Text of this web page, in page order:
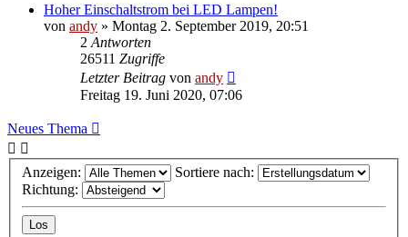
Hoher Einschaltstrom bei LED Lampen!
von andy » Montag 2. September 2019, 20:51
2 Antworten
26511 Zugriffe
Letzter Beitrag von andy
Freitag 19. Juni 2020, 07:06
Neues Thema
Anzeigen:
Sortiere nach:
Richtung: